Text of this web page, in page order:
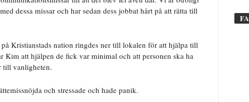
dessa missar och har sedan dess jobbat hårt på att rätta till
Kristianstads nation ringdes ner till lokalen för att hjälpa till
Kim att hjälpen de fick var minimal och att personen ska ha
till vanligheten.
och stressade och hade panik.